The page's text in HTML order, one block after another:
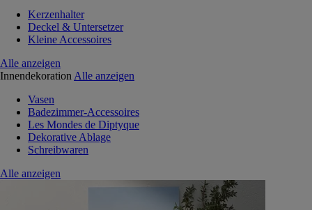
Kerzenhalter
Deckel & Untersetzer
Kleine Accessoires
Alle anzeigen
Innendekoration Alle anzeigen
Vasen
Badezimmer-Accessoires
Les Mondes de Diptyque
Dekorative Ablage
Schreibwaren
Alle anzeigen